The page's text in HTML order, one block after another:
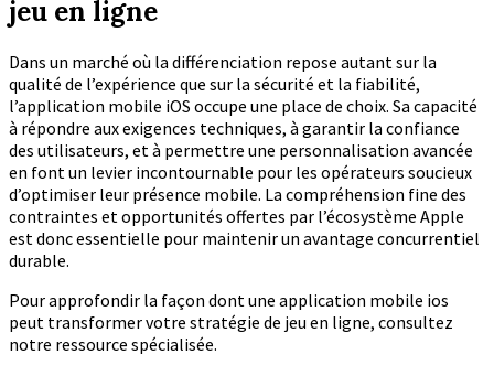
jeu en ligne
Dans un marché où la différenciation repose autant sur la
qualité de l’expérience que sur la sécurité et la fiabilité,
l’application mobile iOS occupe une place de choix. Sa capacité
à répondre aux exigences techniques, à garantir la confiance
des utilisateurs, et à permettre une personnalisation avancée
en font un levier incontournable pour les opérateurs soucieux
d’optimiser leur présence mobile. La compréhension fine des
contraintes et opportunités offertes par l’écosystème Apple
est donc essentielle pour maintenir un avantage concurrentiel
durable.
Pour approfondir la façon dont une application mobile ios
peut transformer votre stratégie de jeu en ligne, consultez
notre ressource spécialisée.